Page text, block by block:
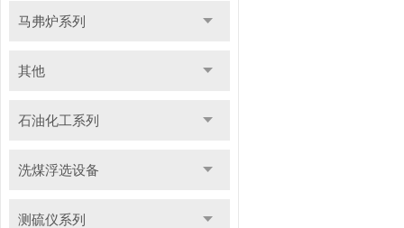
马弗炉系列
其他
石油化工系列
洗煤浮选设备
测硫仪系列